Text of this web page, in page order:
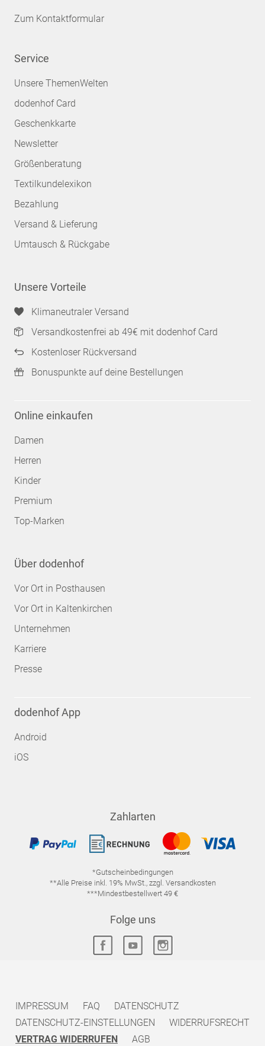
Zum Kontaktformular
Service
Unsere ThemenWelten
dodenhof Card
Geschenkkarte
Newsletter
Größenberatung
Textilkundelexikon
Bezahlung
Versand & Lieferung
Umtausch & Rückgabe
Unsere Vorteile
Klimaneutraler Versand
Versandkostenfrei ab 49€ mit dodenhof Card
Kostenloser Rückversand
Bonuspunkte auf deine Bestellungen
Online einkaufen
Damen
Herren
Kinder
Premium
Top-Marken
Über dodenhof
Vor Ort in Posthausen
Vor Ort in Kaltenkirchen
Unternehmen
Karriere
Presse
dodenhof App
Android
iOS
Zahlarten
*Gutscheinbedingungen
**Alle Preise inkl. 19% MwSt., zzgl. Versandkosten
***Mindestbestellwert 49 €
Folge uns
IMPRESSUM FAQ
DATENSCHUTZ
DATENSCHUTZ-EINSTELLUNGEN
WIDERRUFSRECHT
VERTRAG WIDERRUFEN
AGB